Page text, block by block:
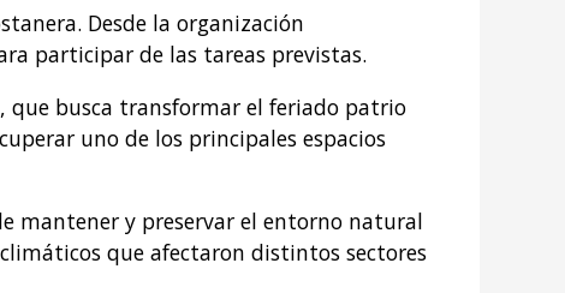
Desde la organización
participar de las tareas previstas.
que busca transformar el feriado patrio
uno de los principales espacios
mantener y preservar el entorno natural
que afectaron distintos sectores